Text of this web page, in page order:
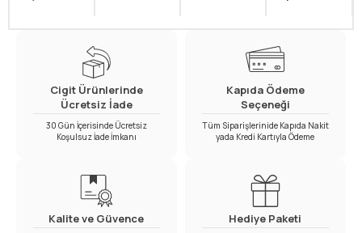
Cigit Ürünlerinde
Ücretsiz İade
30 Gün İçerisinde Ücretsiz
Koşulsuz İade İmkanı
Kapıda Ödeme
Seçeneği
Tüm Siparişlerinide Kapıda Nakit
yada Kredi Kartıyla Ödeme
Kalite ve Güvence Hediye Paketi